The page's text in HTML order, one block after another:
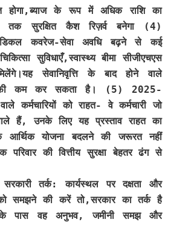
होगा,ब्याज के रूप में अधिक राशि का
तक सुरक्षित कैश रिज़र्व बनेगा (4)
कवरेज-सेवा अवधि बढ़ने से कई
सुविधाएँ,स्वास्थ्य बीमा सीजीएचएस
सेवानिवृत्ति के बाद होने वाले
कम कर सकता है। (5) 2025-
कर्मचारियों को राहत- वे कर्मचारी जो
हैं, उनके लिए यह प्रस्ताव राहत का
योजना बदलने की जरूरत नहीं
की वित्तीय सुरक्षा बेहतर ढंग से
तर्क: कार्यस्थल पर दक्षता और
समझने की करें तो,सरकार का तर्क है
के पास वह अनुभव, जमीनी समझ और